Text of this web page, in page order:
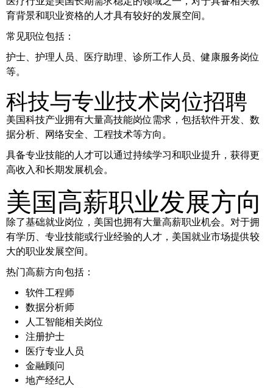
育背景和职业资格的人才具有较好的发展空间。
常见职位包括：
护士、护理人员、医疗助理、诊所工作人员、健康服务岗位
等。
科技与专业技术岗位招聘
美国科技产业拥有大量高技能岗位需求，包括软件开发、数
据分析、网络安全、工程技术等方向。
具备专业技能的人才可以通过持续学习和职业提升，获得更
高收入和长期发展机会。
美国高薪职业发展方向
除了基础就业岗位，美国也拥有大量高薪职业机会。对于拥
有学历、专业技能或行业经验的人才，美国就业市场提供较
大的职业发展空间。
热门高薪方向包括：
软件工程师
数据分析师
人工智能相关岗位
注册护士
医疗专业人员
金融顾问
地产经纪人